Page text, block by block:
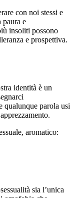
con noi stessi e
paura e
insoliti possono
e prospettiva.
identità è un
qualunque parola usi
aromatico:
sia l’unica